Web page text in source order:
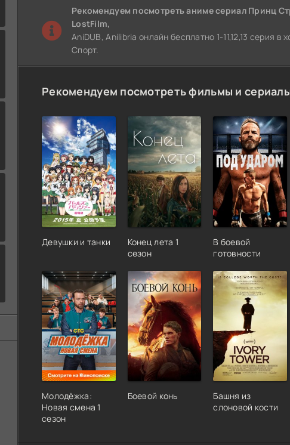
Рекомендуем посмотреть аниме сериал Принц
LostFilm,
AniDUB, Anilibria онлайн бесплатно 1-11,12,13 серия
Спорт.
Рекомендуем посмотреть фильмы и
Девушки и танки
Конец лета 1
сезон
В боевой
готовности
Молодёжка:
Новая смена 1
сезон
Боевой конь
Башня из
слоновой кости